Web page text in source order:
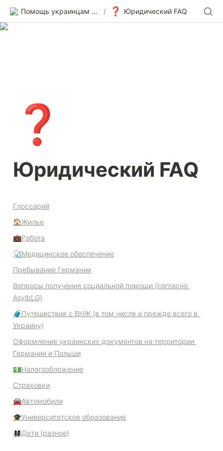
Помощь украинцам в Германии / ❓ Юридический FAQ
❓
Юридический FAQ
Глоссарий
🏠Жилье
💼Работа
🩺Медицинское обеспечение
Пребывание Германии
Вопросы получения социальной помощи (согласно
AsylbLG)
🧳Путешествия с ВНЖ (в том числе и прежде всего в
Украину)
Оформление украинских документов на территории
Германии и Польши
💵Налогообложение
Страховки
🚘Автомобили
🎓Университетское образование
👨‍👩‍👧‍👧Дети (разное)